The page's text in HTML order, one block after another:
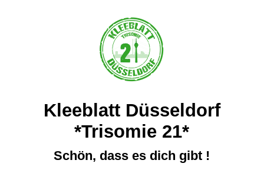
Kleeblatt Düsseldorf
*Trisomie 21*
Schön, dass es dich gibt !